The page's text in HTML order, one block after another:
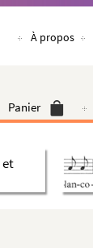
À propos
Panier
et